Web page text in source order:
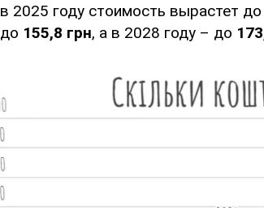
в 2025 году стоимость вырастет до
до 155,8 грн, а в 2028 году – до